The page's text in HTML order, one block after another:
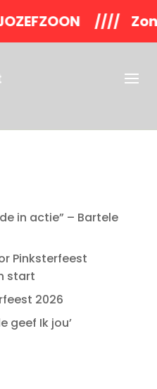
////
in actie” – Bartele
Pinksterfeest
start
2026
geef Ik jou’